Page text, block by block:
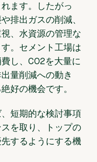
ます。したがっ
排出ガスの削減、
、水資源の管理な
。セメント工場は
し、CO2を大量に
量削減への動き
好の機会です。
短期的な検討事項
を取り、トップの
するようにする機